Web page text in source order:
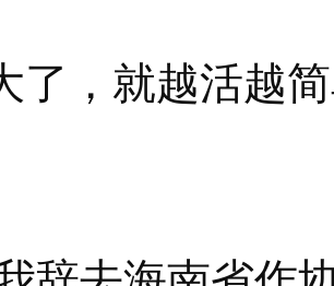
了，就越活越